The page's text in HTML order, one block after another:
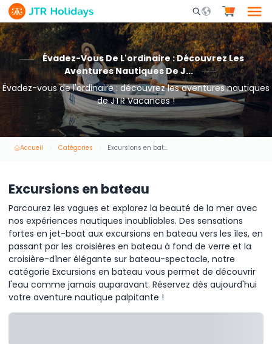
Mobile Search
Évadez-Vous De L'ordinaire : Découvrez Les
Aventures Nautiques De J...
Évadez-vous de l'ordinaire : découvrez les aventures nautiques
de JTR Vacances !
Accueil Catégories Excursions en bateau
Excursions en bateau
Parcourez les vagues et explorez la beauté de la mer avec
nos expériences nautiques inoubliables. Des sensations
fortes en jet-boat aux excursions en bateau vers les îles, en
passant par les croisières en bateau à fond de verre et la
croisière-dîner élégante sur bateau-spectacle, notre
catégorie Excursions en bateau vous permet de découvrir
l'eau comme jamais auparavant. Réservez dès aujourd'hui
votre aventure nautique palpitante !